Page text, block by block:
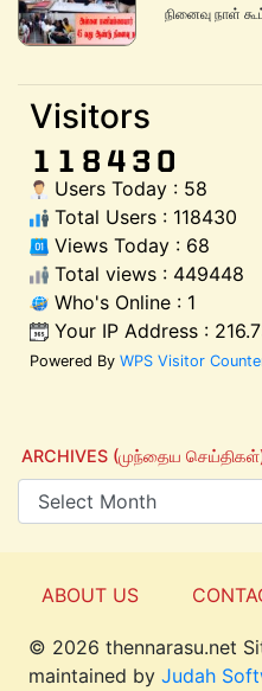
நினைவு நாள்
Visitors
Users Today : 58
Total Users : 118430
Views Today : 68
Total views : 449448
Who's Online : 1
Your IP Address :
Powered By WPS Visitor
ARCHIVES (முந்தைய
ABOUT US
© 2026 thennarasu.net
maintained by Judah